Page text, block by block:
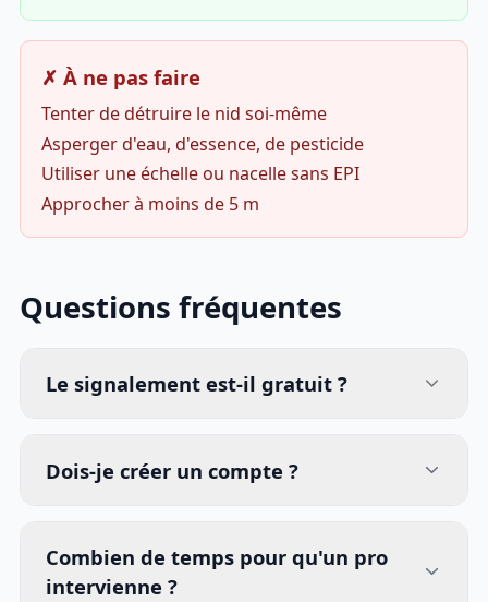
✗ À ne pas faire
Tenter de détruire le nid soi-même
Asperger d'eau, d'essence, de pesticide
Utiliser une échelle ou nacelle sans EPI
Approcher à moins de 5 m
Questions fréquentes
Le signalement est-il gratuit ?
Dois-je créer un compte ?
Combien de temps pour qu'un pro
intervienne ?